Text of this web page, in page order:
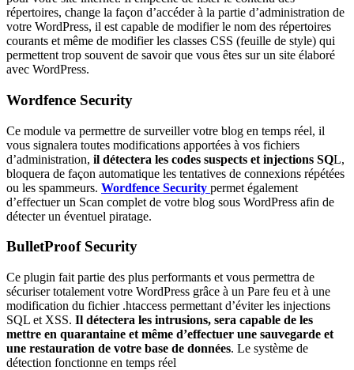
répertoires, change la façon d’accéder à la partie d’administration de
votre WordPress, il est capable de modifier le nom des répertoires
courants et même de modifier les classes CSS (feuille de style) qui
permettent trop souvent de savoir que vous êtes sur un site élaboré
avec WordPress.
Wordfence Security
Ce module va permettre de surveiller votre blog en temps réel, il
vous signalera toutes modifications apportées à vos fichiers
d’administration, il détectera les codes suspects et injections SQL,
bloquera de façon automatique les tentatives de connexions répétées
ou les spammeurs. Wordfence Security permet également
d’effectuer un Scan complet de votre blog sous WordPress afin de
détecter un éventuel piratage.
BulletProof Security
Ce plugin fait partie des plus performants et vous permettra de
sécuriser totalement votre WordPress grâce à un Pare feu et à une
modification du fichier .htaccess permettant d’éviter les injections
SQL et XSS. Il détectera les intrusions, sera capable de les
mettre en quarantaine et même d’effectuer une sauvegarde et
une restauration de votre base de données. Le système de
détection fonctionne en temps réel